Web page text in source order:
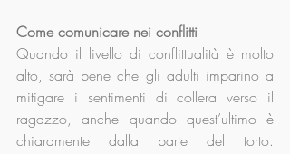
Come comunicare nei conflitti
Quando il livello di conflittualità è molto
alto, sarà bene che gli adulti imparino a
mitigare i sentimenti di collera verso il
ragazzo, anche quando quest’ultimo è
chiaramente dalla parte del torto.